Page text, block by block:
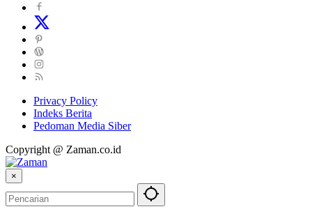
Privacy Policy
Indeks Berita
Pedoman Media Siber
Copyright @ Zaman.co.id
×